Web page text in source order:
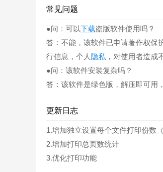
常见问题
●问：可以下载盗版软件使用吗？
答：不能，该软件已申请著作权保
行信息，个人 隐私 ，对使用者造成
●问：该软件安装复杂吗？
答：该软件是绿色版，解压即可用
更新日志
1.增加独立设置每个文件打印份数
2.增加打印总页数统计
3.优化打印功能